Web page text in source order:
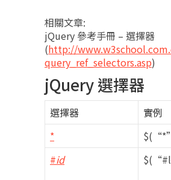
相關文章:
jQuery 參考手冊 – 選擇器
(http://
query_ref_selectors.asp)
jQuery 選擇器
選擇器
實例
*
#id